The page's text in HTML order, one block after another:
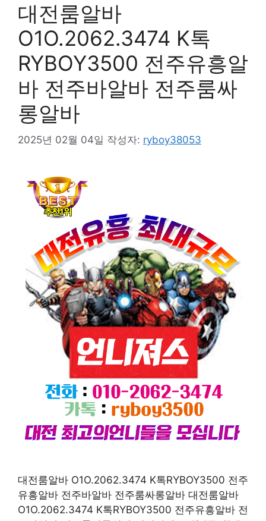
대전룸알바
O1O.2062.3474 K톡
RYBOY3500 전주유흥알
바 전주바알바 전주룸싸
롱알바
2025년 02월 04일 작성자: ryboy38053
대전룸알바 O1O.2062.3474 K톡RYBOY3500 전주
유흥알바 전주바알바 전주룸싸롱알바 대전룸알바
O1O.2062.3474 K톡RYBOY3500 전주유흥알바 전